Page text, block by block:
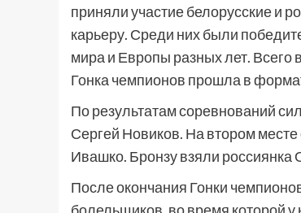
приняли участие белорусские и
карьеру. Среди них были
мира и Европы разных лет. Всего
Гонка чемпионов прошла в
По результатам соревнований
Сергей Новиков. На втором
Ивашко. Бронзу взяли
После окончания Гонки